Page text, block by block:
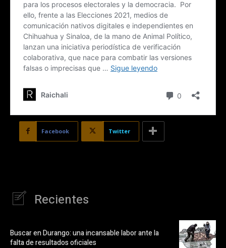
Facebook Twitter
Recientes
Buscar en Durango: una incansable labor ante la
falta de resultados oficiales